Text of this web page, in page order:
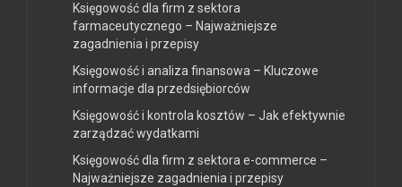
Księgowość dla firm z sektora
farmaceutycznego – Najważniejsze
zagadnienia i przepisy
Księgowość i analiza finansowa – Kluczowe
informacje dla przedsiębiorców
Księgowość i kontrola kosztów – Jak efektywnie
zarządzać wydatkami
Księgowość dla firm z sektora e-commerce –
Najważniejsze zagadnienia i przepisy